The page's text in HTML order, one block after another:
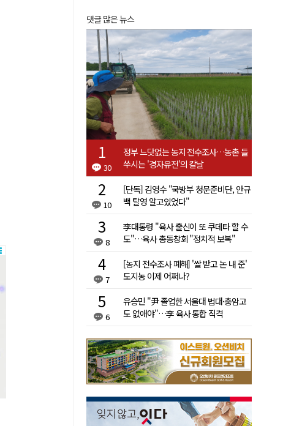
댓글 많은 뉴스
30
정부 느닷없는 농지 전수조사…농촌 들
쑤시는 '경자유전'의 칼날
10
[단독] 김영수 "국방부 청문준비단, 안규
백 탈영 알고있었다"
8
李대통령 "육사 출신이 또 쿠데타 할 수
도"…육사 총동창회 "정치적 보복"
7
[농지 전수조사 폐해] '쌀 받고 논 내 준'
도지농 이제 어쩌나?
6
유승민 "尹 졸업한 서울대 법대·충암고
도 없애야"…李 육사 통합 직격